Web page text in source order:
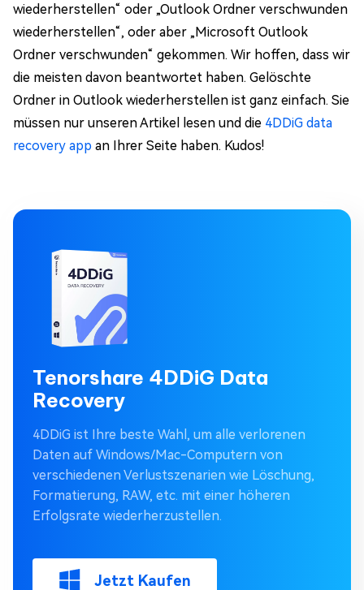
wiederherstellen“ oder „Outlook Ordner verschwunden
wiederherstellen“, oder aber „Microsoft Outlook
Ordner verschwunden“ gekommen. Wir hoffen, dass wir
die meisten davon beantwortet haben. Gelöschte
Ordner in Outlook wiederherstellen ist ganz einfach. Sie
müssen nur unseren Artikel lesen und die 4DDiG data
recovery app an Ihrer Seite haben. Kudos!
Tenorshare 4DDiG Data
Recovery
4DDiG ist Ihre beste Wahl, um alle verlorenen
Daten auf Windows/Mac-Computern von
verschiedenen Verlustszenarien wie Löschung,
Formatierung, RAW, etc. mit einer höheren
Erfolgsrate wiederherzustellen.
Jetzt Kaufen